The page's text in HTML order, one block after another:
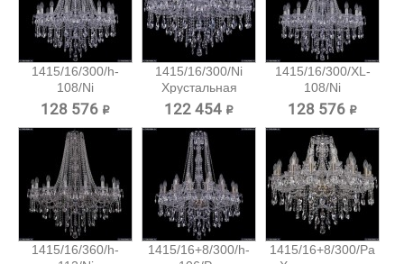
1415/16/300/h-
108/Ni
Хрустальная...
128 576 ₽
1415/16/300/Ni
Хрустальная
подвесная...
122 454 ₽
1415/16/300/XL-
108/Ni
Хрустальная...
128 576 ₽
1415/16/360/h-
1415/16+8/300/h-
1415/16+8/300/Pa